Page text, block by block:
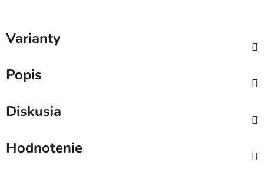
Varianty
Popis
Diskusia
Hodnotenie